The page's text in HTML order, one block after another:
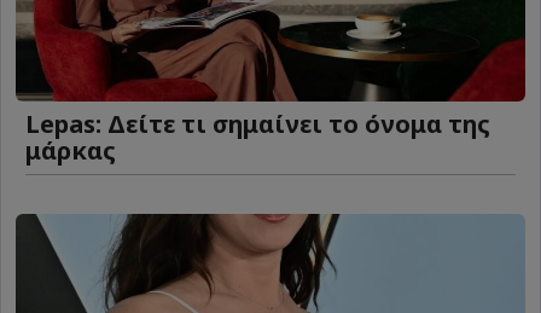
Lepas: Δείτε τι σημαίνει το όνομα της
μάρκας